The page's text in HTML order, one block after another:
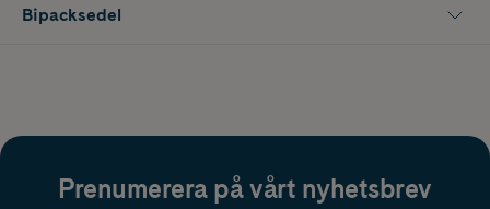
Bipacksedel
Prenumerera på vårt nyhetsbrev